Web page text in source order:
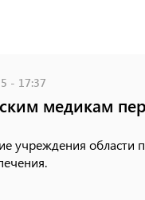
- 17:37
медикам
учреждения области